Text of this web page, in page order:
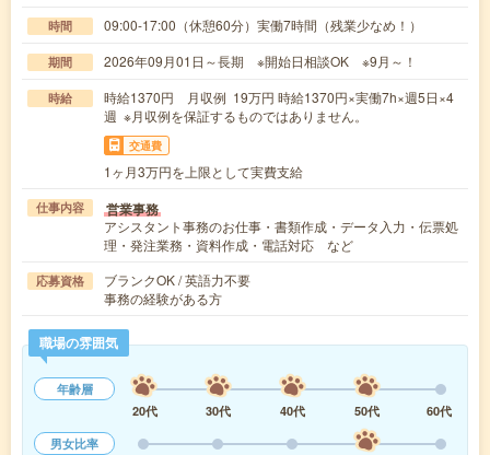
時間 09:00-17:00（休憩60分）実働7時間（残業少なめ！）
期間 2026年09月01日～長期 ※開始日相談OK ※9月～！
時給
時給1370円 月収例 19万円 時給1370円×実働7h×週5日×4
週 ※月収例を保証するものではありません。
交通費
1ヶ月3万円を上限として実費支給
仕事内容 営業事務
アシスタント事務のお仕事・書類作成・データ入力・伝票処
理・発注業務・資料作成・電話対応 など
応募資格
ブランクOK / 英語力不要
事務の経験がある方
職場の雰囲気
年齢層
20代
30代 40代 50代
60代
男女比率